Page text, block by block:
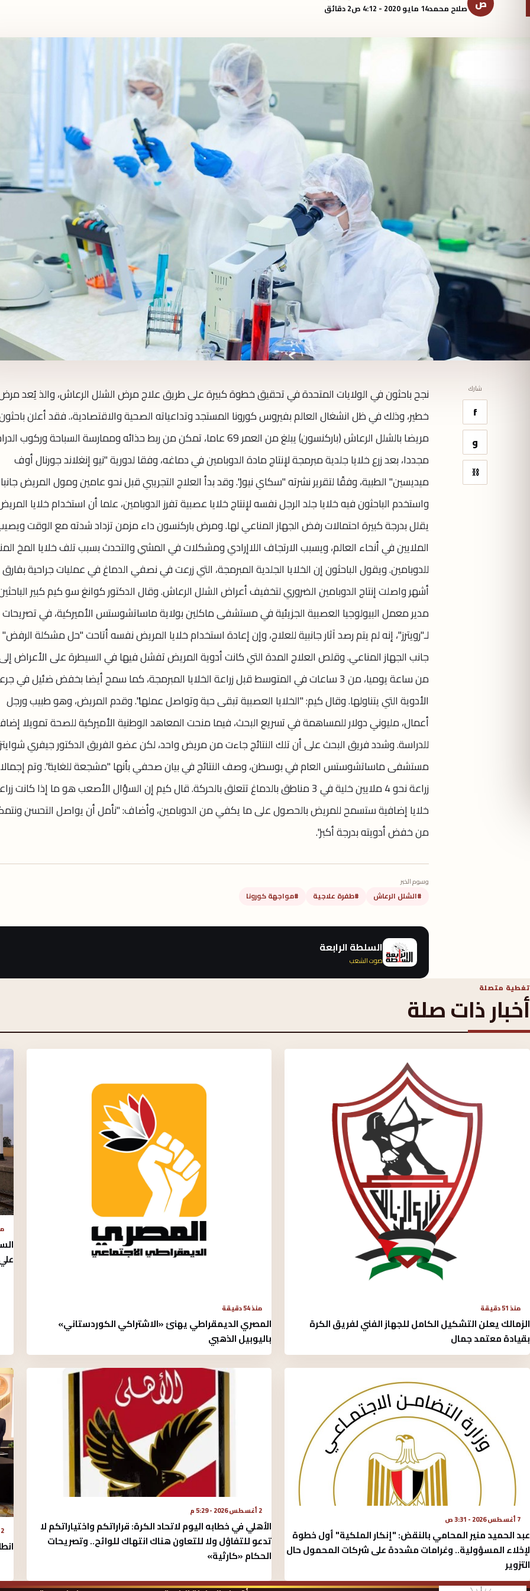
صلاح محمد14 مايو 2020 - 4:12 ص 2 دقائق
شارك
f
و
⛓
نجح باحثون في الولايات المتحدة في تحقيق خطوة كبيرة على طريق علاج مرض الشلل الرعاش، والذ يُعد
خطير، وذلك في ظل انشغال العالم بفيروس كورونا المستجد وتداعياته الصحية والاقتصادية،. فقد أعلن
مريضا بالشلل الرعاش (باركنسون) يبلغ من العمر 69 عاما، تمكن من ربط حذائه وممارسة السباحة وركوب
مجددا، بعد زرع خلايا جلدية مبرمجة لإنتاج مادة الدوبامين في دماغه، وفقا لدورية "نيو إنغلاند جورنال أوف
ميديسين" الطبية، وفقًا لتقرير نشرته "سكاي نيوز". وقد بدأ العلاج التجريبي قبل نحو عامين ومول المريض
واستخدم الباحثون فيه خلايا جلد الرجل نفسه لإنتاج خلايا عصبية تفرز الدوبامين، علما أن استخدام خلايا
يقلل بدرجة كبيرة احتمالات رفض الجهاز المناعي لها. ومرض باركنسون داء مزمن تزداد شدته مع الوقت
الملايين في أنحاء العالم، ويسبب الارتجاف اللاإرادي ومشكلات في المشي والتحدث بسبب تلف خلايا المخ
أشهر واصلت إنتاج الدوبامين الضروري لتخفيف أعراض الشلل الرعاش. وقال الدكتور كوانغ سو كيم كبير
مدير معمل البيولوجيا العصبية الجزيئية في مستشفى ماكلين بولاية ماساتشوستس الأميركية، في تصريحات
لـ"رويترز"، إنه لم يتم رصد آثار جانبية للعلاج، وإن إعادة استخدام خلايا المريض نفسه أتاحت "حل مشكلة
جانب الجهاز المناعي. وقلص العلاج المدة التي كانت أدوية المريض تفشل فيها في السيطرة على الأعراض
من ساعة يوميا، من 3 ساعات في المتوسط قبل زراعة الخلايا المبرمجة، كما سمح أيضا بخفض ضئيل في
الأدوية التي يتناولها. وقال كيم: "الخلايا العصبية تبقى حية وتواصل عملها". وقدم المريض، وهو طبيب ورجل
أعمال، مليوني دولار للمساهمة في تسريع البحث، فيما منحت المعاهد الوطنية الأميركية للصحة تمويلا
للدراسة. وشدد فريق البحث على أن تلك النتائج جاءت من مريض واحد، لكن عضو الفريق الدكتور جيفري
مستشفى ماساتشوستس العام في بوسطن، وصف النتائج في بيان صحفي بأنها "مشجعة للغاية". وتم إجمالا
زراعة نحو 4 ملايين خلية في 3 مناطق بالدماغ تتعلق بالحركة. قال كيم إن السؤال الأصعب هو ما إذا كانت
خلايا إضافية ستسمح للمريض بالحصول على ما يكفي من الدوبامين، وأضاف: "نأمل أن يواصل التحسن
من خفض أدويته بدرجة أكبر".
وسوم الخبر
#الشلل الرعاش #طفرة علاجية #مواجهة كورونا
السلطة الرابعة
صوت الشعب
تغطية متصلة
أخبار ذات صلة
منذ 51 دقيقة
الزمالك يعلن التشكيل الكامل للجهاز الفني لفريق الكرة
بقيادة معتمد جمال
منذ 54 دقيقة
المصري الديمقراطي يهنئ «الاشتراكي الكوردستاني»
باليوبيل الذهبي
7 أغسطس 2026 - 3:31 ص
عبد الحميد منير المحامي بالنقض: "إنكار الملكية" أول خطوة
لإخلاء المسؤولية.. وغرامات مشددة على شركات المحمول حال
التزوير
2 أغسطس 2026 - 5:29 م
الأهلي في خطابه اليوم لاتحاد الكرة:‏ قراراتكم واختياراتكم لا
تدعو للتفاؤل ولا للتعاون هناك انتهاك للوائح.. وتصريحات
الحكام «كارثية»‏
2 أغسطس 2026 - 4:56 م